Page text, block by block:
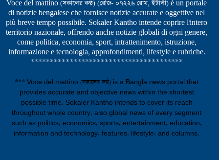
Voce del mattino (সকালের কণ্ঠ) (রেজি- ০৭২২৬ রোম, ইটালী) è un portale
di notizie bengalese che fornisce notizie accurate e oggettive nel
più breve tempo possibile. Sokaler Kantho intende coprire l'intero
territorio nazionale, offrendo anche notizie globali di ogni genere,
come politica, economia, sport, intrattenimento, istruzione,
informazione e tecnologia, approfondimenti, lifestyle e rubriche.
***************************************
*** Voce del mattino (সকালের কণ্ঠ) is a Bangla news portal that
provides accurate and objective news within the shortest
possible time. Sokaler Kantho intends to cover its reach
throughout whole country, also global news of every segment
such as politics, economics, sports, entertainment, education,
information and technology, features, lifestyle, and columns.